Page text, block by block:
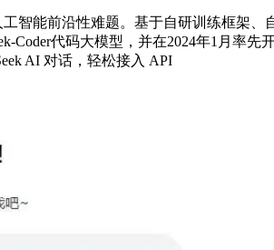
智能前沿性难题。基于自研训练框架
代码大模型，并在2024年1月率先
AI 对话，轻松接入 API